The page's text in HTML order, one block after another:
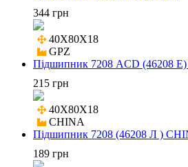
344 грн
40X80X18
GPZ
Підшипник 7208 ACD (46208
215 грн
40X80X18
CHINA
Підшипник 7208 (46208 Л )
189 грн